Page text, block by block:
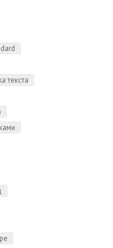
текста